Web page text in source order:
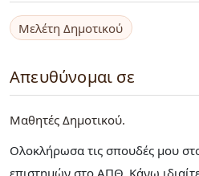
Μελέτη Δημοτικού
Απευθύνομαι σε
Μαθητές Δημοτικού
Ολοκλήρωσα τις σπουδές μου